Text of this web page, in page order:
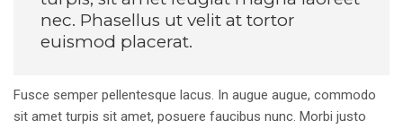
nec. Phasellus ut velit at tortor
euismod placerat.
Fusce semper pellentesque lacus. In augue augue, commodo
sit amet turpis sit amet, posuere faucibus nunc. Morbi justo